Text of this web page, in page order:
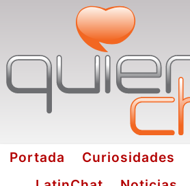
Portada Curiosidades